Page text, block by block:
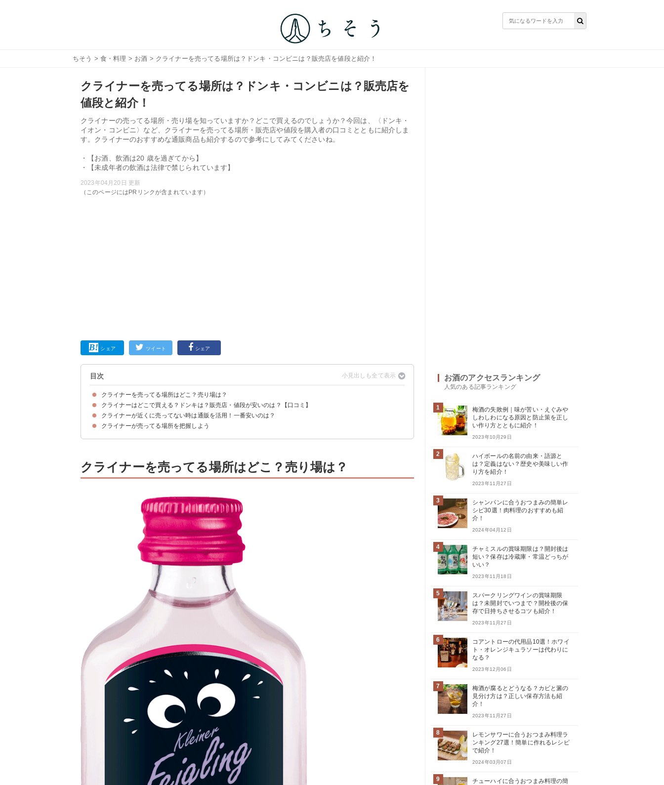
ちそう > 食・料理 > お酒 > クライナーを売ってる場所は？ドンキ・コンビニは？販売店を値段と紹介！
クライナーを売ってる場所は？ドンキ・コンビニは？販売店を
値段と紹介！
クライナーの売ってる場所・売り場を知っていますか？どこで買えるのでしょうか？今回は、〈ドンキ・
イオン・コンビニ〉など、クライナーを売ってる場所・販売店や値段を購入者の口コミとともに紹介しま
す。クライナーのおすすめな通販商品も紹介するので参考にしてみてくださいね。
・【お酒、飲酒は20 歳を過ぎてから】
・【未成年者の飲酒は法律で禁じられています】
2023年04月20日 更新
（このページにはPRリンクが含まれています）
シェア ツイート シェア
目次
クライナーを売ってる場所はどこ？売り場は？
クライナーの売ってる場所・販売店の一覧
クライナーの売り場
クライナーはどこで買える？ドンキは？販売店・値段が安いのは？【口コミ】
①ドンキホーテ（198円）
②イオン（198円）
③ビックカメラ（217円）
④業務スーパー（不明）
⑤カクヤス（198円）
⑥やまや（2480円）
⑦コンビニ（ファミリーマート）（275円）
⑧コンビニ（ローソン）（275円）
⑨コンビニ（セブンイレブン）（240円）
クライナーが近くに売ってない時は通販を活用！一番安いのは？
①楽天市場│シトラム クライナー ファイグリング （200円）
②カクヤス│クライナー ファイグリング（218円）
③ヨドバシカメラ│クライナー ファイグリング（250円）
クライナーが売ってる場所を把握しよう
クライナーを売ってる場所はどこ？売り場は？
お酒のアクセスランキング
人気のある記事ランキング
1
梅酒の失敗例｜味が苦い・えぐみや
しわしわになる原因と防止策を正し
い作り方とともに紹介！
2023年10月29日
2
ハイボールの名前の由来・語源と
は？定義はない？歴史や美味しい作
り方を紹介！
2023年11月27日
3
シャンパンに合うおつまみの簡単レ
シピ30選！肉料理のおすすめも紹
介！
2024年04月12日
4
チャミスルの賞味期限は？開封後は
短い？保存は冷蔵庫・常温どっちが
いい？
2023年11月18日
5
スパークリングワインの賞味期限
は？未開封でいつまで？開栓後の保
存で日持ちさせるコツも紹介！
2023年11月27日
6
コアントローの代用品10選！ホワイ
ト・オレンジキュラソーは代わりに
なる？
2023年12月06日
7
梅酒が腐るとどうなる？カビと澱の
見分け方は？正しい保存方法も紹
介！
2023年11月27日
8
レモンサワーに合うおつまみ料理ラ
ンキング27選！簡単に作れるレシピ
で紹介！
2024年03月07日
9
チューハイに合うおつまみ料理の簡